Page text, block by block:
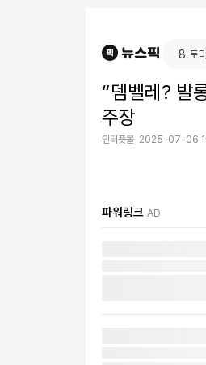
“뎀벨레? 발
주장
인터풋볼 2025-07-06
파워링크 AD